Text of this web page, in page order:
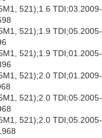
521);1.6 TDI;03.2009-
521);1.9 TDI;05.2005-
521);1.9 TDI;01.2005-
521);2.0 TDI;01.2009-
521);2.0 TDI;05.2005-
521);2.0 TDI;05.2005-